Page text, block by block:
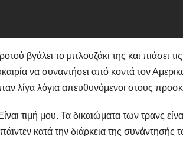
βγάλει το μπλουζάκι της και πιάσει
να συναντήσει από κοντά τον
λίγα λόγια απευθυνόμενοι στους
τιμή μου. Τα δικαιώματα των τρανς
κατά την διάρκεια της συνάντησής